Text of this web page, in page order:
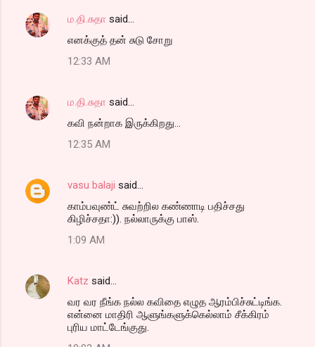
C
e
ம.தி.சுதா said…
எனக்குத் தன் சுடு சோறு
12:33 AM
ம.தி.சுதா said…
கவி நன்றாக இருக்கிறது...
12:35 AM
vasu balaji said…
காம்பவுண்ட் சுவற்றில கண்ணாடி பதிச்சது
கிழிச்சதா:)). நல்லாருக்கு பாஸ்.
1:09 AM
Katz said…
வர வர நீங்க நல்ல கவிதை எழுத ஆரம்பிச்சுட்டிங்க.
என்னை மாதிரி ஆளுங்களுக்கெல்லாம் சீக்கிரம்
புரிய மாட்டேங்குது.